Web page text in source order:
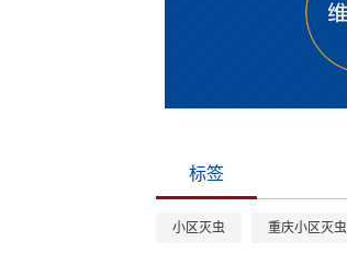
标签
小区灭虫 重庆小区灭虫